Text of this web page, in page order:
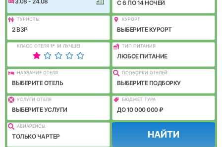
C 6 ПО 14 НОЧЕЙ
ТУРИСТЫ
2 ВЗР
КУРОРТ
ВЫБЕРИТЕ КУРОРТ
КЛАСС ОТЕЛЯ 1* (И ЛУЧШЕ) ТИП ПИТАНИЯ
ЛЮБОЕ ПИТАНИЕ
НАЗВАНИЕ ОТЕЛЯ
ВЫБЕРИТЕ ОТЕЛЬ
ПОДБОРКИ ОТЕЛЕЙ
ВЫБЕРИТЕ ПОДБОРКУ
УСЛУГИ ОТЕЛЯ
ВЫБЕРИТЕ УСЛУГИ
БЮДЖЕТ ТУРА
ДО 10 000 000 ₽
АВИАРЕЙСЫ
ТОЛЬКО ЧАРТЕР НАЙТИ